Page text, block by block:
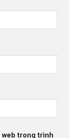
web trong trình